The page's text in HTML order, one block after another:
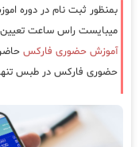
بمنظور ثبت نام در دوره
میبایست راس ساعت
آموزش حضوری فارکس
حضوری فارکس در طبس